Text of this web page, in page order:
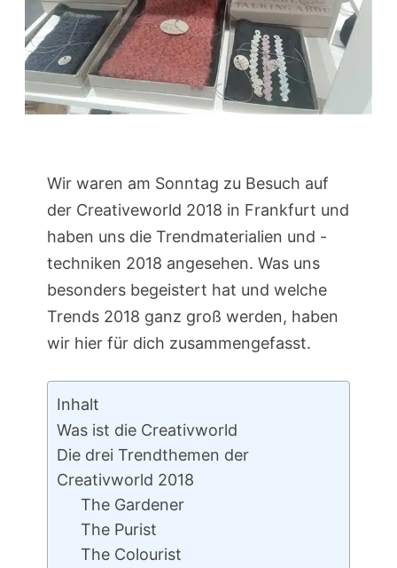
Wir waren am Sonntag zu Besuch auf
der Creativeworld 2018 in Frankfurt und
haben uns die Trendmaterialien und -
techniken 2018 angesehen. Was uns
besonders begeistert hat und welche
Trends 2018 ganz groß werden, haben
wir hier für dich zusammengefasst.
Inhalt
Was ist die Creativworld
Die drei Trendthemen der
Creativworld 2018
The Gardener
The Purist
The Colourist